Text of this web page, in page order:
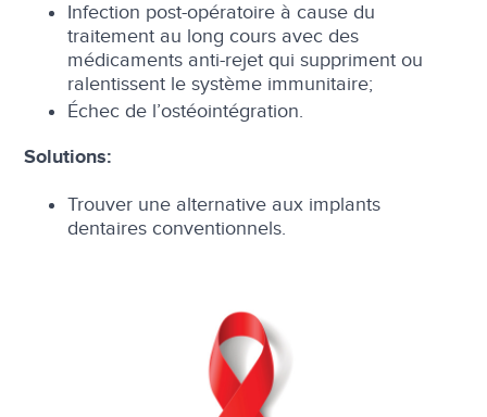
Infection post-opératoire à cause du
traitement au long cours avec des
médicaments anti-rejet qui suppriment ou
ralentissent le système immunitaire;
Échec de l’ostéointégration.
Solutions:
Trouver une alternative aux implants
dentaires conventionnels.